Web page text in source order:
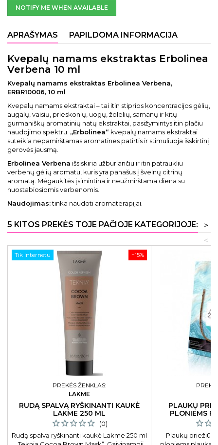
NOTIFY ME WHEN AVAILABLE
APRAŠYMAS PAPILDOMA INFORMACIJA
Kvepalų namams ekstraktas Erbolinea
Verbena 10 ml
Kvepalų namams ekstraktas Erbolinea Verbena,
ERBR10006, 10 ml
Kvepalų namams ekstraktai – tai itin stiprios koncentracijos gėlių,
augalų, vaisių, prieskonių, uogų, žolelių, samanų ir kitų
gurmaniškų aromatinių natų ekstraktai, pasižymintys itin plačiu
naudojimo spektru. „Erbolinea“ kvepalų namams ekstraktai
suteikia nepamirštamas aromatines patirtis ir stimuliuoja išskirtinį
gerovės jausmą.
Erbolinea Verbena išsiskiria užburiančiu ir itin patraukliu
verbenų gėlių aromatu, kuris yra panašus į švelnų citrinų
aromatą. Mėgaukitės įsimintina ir neužmirštama diena su
nuostabiosiomis verbenomis.
Naudojimas:tinka naudoti aromaterapijai.
5 KITOS PREKĖS TOJE PAČIOJE KATEGORIJOJE:
>
<
−15%
Tik internetu
PREKĖS ŽENKLAS:
LAKME
RUDĄ SPALVĄ RYŠKINANTI KAUKĖ
LAKME 250 ML
(0)
Rudą spalvą ryškinanti kaukė Lakme 250 ml
PLAUKŲ
PLONIEMS
Plaukų